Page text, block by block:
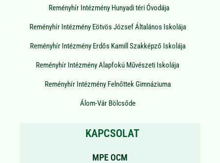
Reményhír Intézmény Hunyadi téri Óvodája
Reményhír Intézmény Eötvös József Általános Iskolája
Reményhír Intézmény Erdős Kamill Szakképző Iskolája
Reményhír Intézmény Alapfokú Művészeti Iskolája
Reményhír Intézmény Felnőttek Gimnáziuma
Álom-Vár Bölcsőde
KAPCSOLAT
MPE OCM